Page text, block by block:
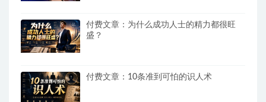
付费文章：为什么成功人士的精力都很旺
盛？
付费文章：10条准到可怕的识人术